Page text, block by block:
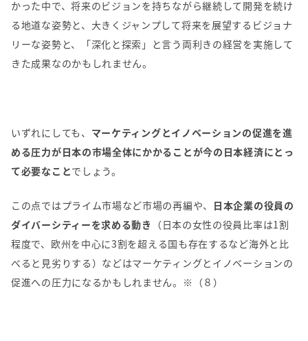
かった中で、将来のビジョンを持ちながら継続して開発を続け
る地道な姿勢と、大きくジャンプして将来を展望するビジョナ
リーな姿勢と、「深化と探索」と言う両利きの経営を実施して
きた成果なのかもしれません。
いずれにしても、 マーケティングとイノベーションの促進を進
める圧力が日本の市場全体にかかることが今の日本経済にとっ
て必要なことでしょう。
この点ではプライム市場など市場の再編や、 日本企業の役員の
ダイバーシティーを求める動き （日本の女性の役員比率は1割
程度で、欧州を中心に3割を超える国も存在するなど海外と比
べると見劣りする）などはマーケティングとイノベーションの
促進への圧力になるかもしれません。※（８）